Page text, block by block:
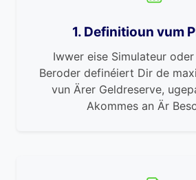
1. Definitioun vum
Iwwer eise Simulateur
Beroder definéiert Dir de
vun Ärer Geldreserve,
Akommes an Är